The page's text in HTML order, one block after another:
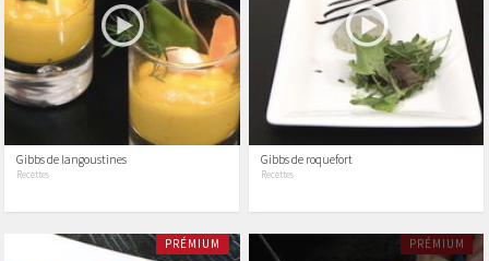
Gibbs de langoustines
Recettes
Gibbs de roquefort
Recettes
PRÉMIUM PRÉMIUM